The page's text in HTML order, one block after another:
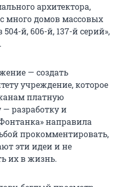
архитектора,
много домов массовых
й, 606-й, 137-й серий»,
— создать
учреждение, которое
платную
— разработку и
направила
прокомментировать,
эти идеи и не
их в жизнь.